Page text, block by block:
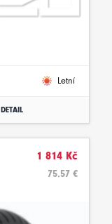
Letní
DETAIL
1 814 Kč
75.57 €